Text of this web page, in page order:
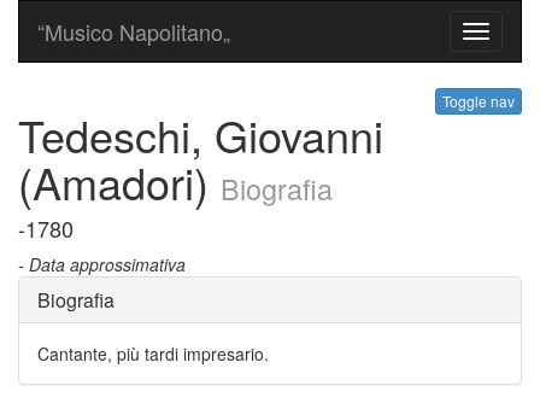
Toggle
“Musico Napolitano„
Toggle nav
Tedeschi, Giovanni
(Amadori) Biografia
-1780
- Data approssimativa
Biografia
Cantante, più tardi impresario.